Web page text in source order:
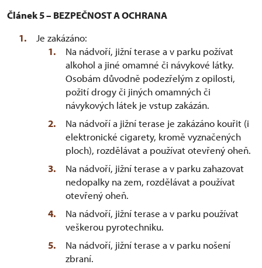
Článek 5 – BEZPEČNOST A OCHRANA
Je zakázáno:
Na nádvoří, jižní terase a v parku požívat
alkohol a jiné omamné či návykové látky.
Osobám důvodně podezřelým z opilosti,
požití drogy či jiných omamných či
návykových látek je vstup zakázán.
Na nádvoří a jižní terase je zakázáno kouřit (i
elektronické cigarety, kromě vyznačených
ploch), rozdělávat a používat otevřený oheň.
Na nádvoří, jižní terase a v parku zahazovat
nedopalky na zem, rozdělávat a používat
otevřený oheň.
Na nádvoří, jižní terase a v parku používat
veškerou pyrotechniku.
Na nádvoří, jižní terase a v parku nošení
zbraní.